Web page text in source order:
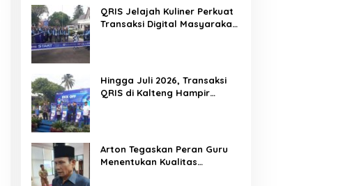
QRIS Jelajah Kuliner Perkuat
Transaksi Digital Masyarakat
Hingga Juli 2026, Transaksi
QRIS di Kalteng Hampir
Arton Tegaskan Peran Guru
Menentukan Kualitas